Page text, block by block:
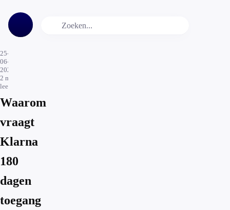
25-
06-
2026
2 min.
leestijd
Waarom
vraagt
Klarna
180
dagen
toegang